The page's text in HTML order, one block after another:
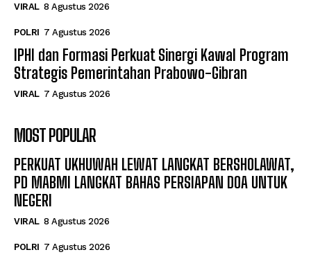
VIRAL 8 Agustus 2026
POLRI 7 Agustus 2026
IPHI dan Formasi Perkuat Sinergi Kawal Program
Strategis Pemerintahan Prabowo-Gibran
VIRAL 7 Agustus 2026
MOST POPULAR
PERKUAT UKHUWAH LEWAT LANGKAT BERSHOLAWAT,
PD MABMI LANGKAT BAHAS PERSIAPAN DOA UNTUK
NEGERI
VIRAL 8 Agustus 2026
POLRI 7 Agustus 2026